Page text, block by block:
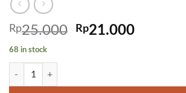
Rp25.000 Original
Rp21.000Current
68 in stock
Toples Permen Keramik quantity